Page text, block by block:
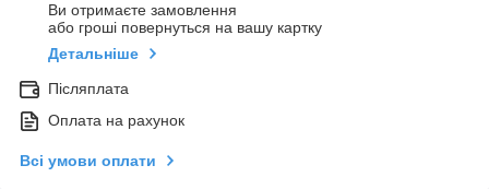
Ви отримаєте замовлення
або гроші повернуться на вашу картку
Детальніше
Післяплата
Оплата на рахунок
Всі умови оплати